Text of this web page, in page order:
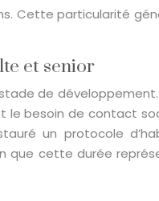
Cette particularité
et senior
de
besoin de contact
un protocole
cette durée